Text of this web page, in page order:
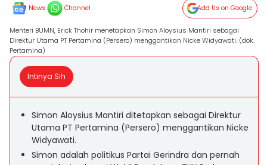
News Channel Add Us on Google
Menteri BUMN, Erick Thohir menetapkan Simon Aloysius Mantiri sebagai
Direktur Utama PT Pertamina (Persero) menggantikan Nicke Widyawati. (dok.
Pertamina)
Intinya Sih
Simon Aloysius Mantiri ditetapkan sebagai Direktur
Utama PT Pertamina (Persero) menggantikan Nicke
Widyawati.
Simon adalah politikus Partai Gerindra dan pernah